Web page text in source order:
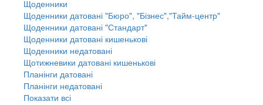
Щоденники
Щоденники датовані "Бюро", "Бізнес","Тайм-центр"
Щоденники датовані "Стандарт"
Щоденники датовані кишенькові
Щоденники недатовані
Щотижневики датовані кишенькові
Планінги датовані
Планінги недатовані
Показати всі